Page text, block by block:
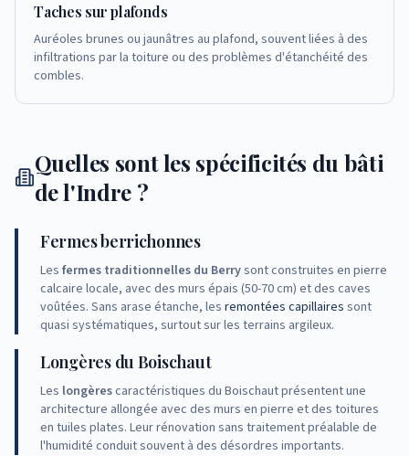
Taches sur plafonds
Auréoles brunes ou jaunâtres au plafond, souvent liées à des
infiltrations par la toiture ou des problèmes d'étanchéité des
combles.
Quelles sont les spécificités du bâti
de l'Indre ?
Fermes berrichonnes
Les fermes traditionnelles du Berrysont construites en pierre
calcaire locale, avec des murs épais (50-70 cm) et des caves
voûtées. Sans arase étanche, les remontées capillaires sont
quasi systématiques, surtout sur les terrains argileux.
Longères du Boischaut
Les longèrescaractéristiques du Boischaut présentent une
architecture allongée avec des murs en pierre et des toitures
en tuiles plates. Leur rénovation sans traitement préalable de
l'humidité conduit souvent à des désordres importants.